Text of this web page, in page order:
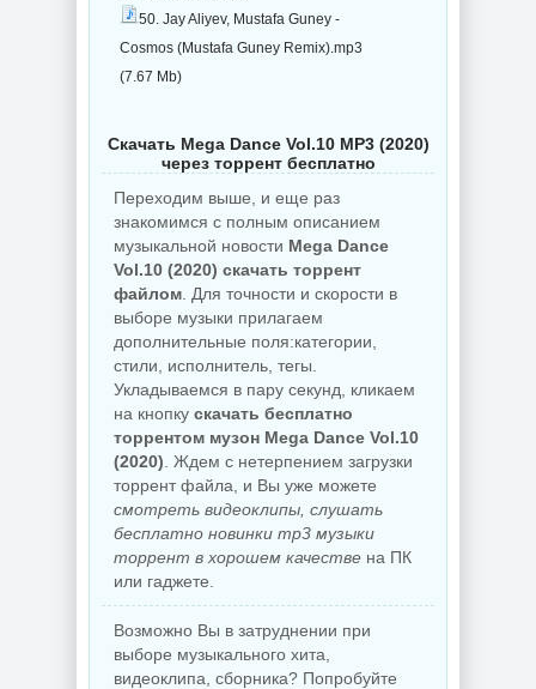
50. Jay Aliyev, Mustafa Guney -
Cosmos (Mustafa Guney Remix).mp3
(7.67 Mb)
Скачать Mega Dance Vol.10 MP3 (2020)
через торрент бесплатно
Переходим выше, и еще раз
знакомимся с полным описанием
музыкальной новости Mega Dance
Vol.10 (2020) скачать торрент
файлом . Для точности и скорости в
выборе музыки прилагаем
дополнительные поля:категории,
стили, исполнитель, тегы.
Укладываемся в пару секунд, кликаем
на кнопку скачать бесплатно
торрентом музон Mega Dance Vol.10
(2020) . Ждем с нетерпением загрузки
торрент файла, и Вы уже можете
смотреть видеоклипы, слушать
бесплатно новинки mp3 музыки
торрент в хорошем качестве на ПК
или гаджете.
Возможно Вы в затруднении при
выборе музыкального хита,
видеоклипа, сборника? Попробуйте